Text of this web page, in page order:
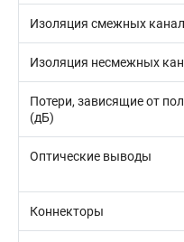
Изоляция смежных
Изоляция несмежных
Потери, зависящие от
(дБ)
Оптические выводы
Коннекторы